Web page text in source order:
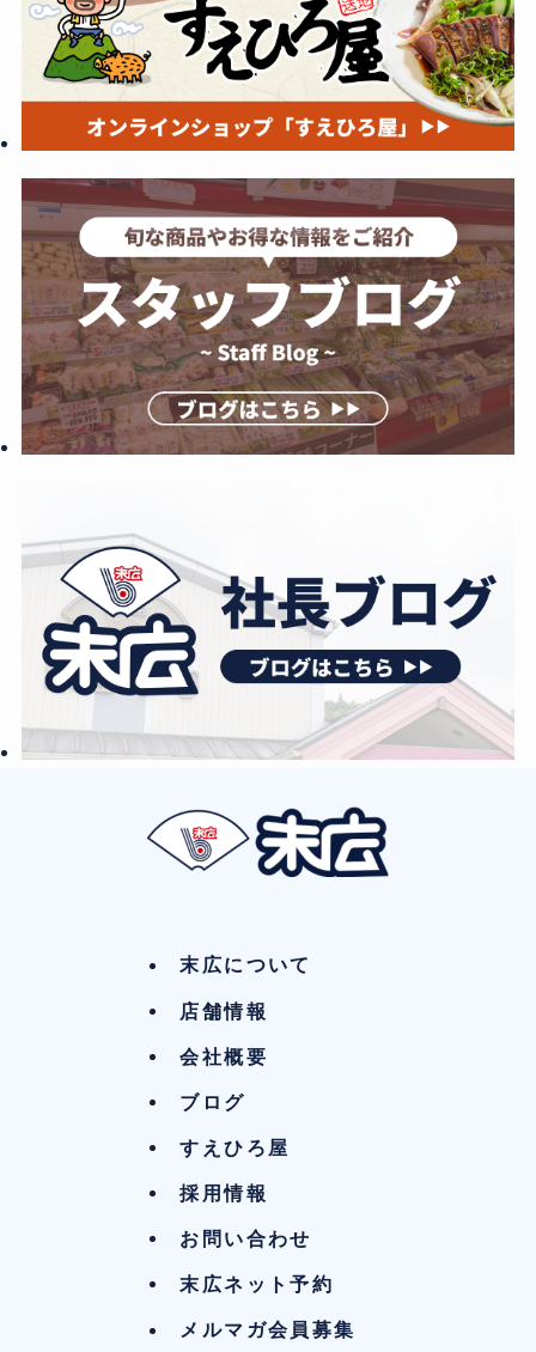
末広について
店舗情報
会社概要
ブログ
すえひろ屋
採用情報
お問い合わせ
末広ネット予約
メルマガ会員募集